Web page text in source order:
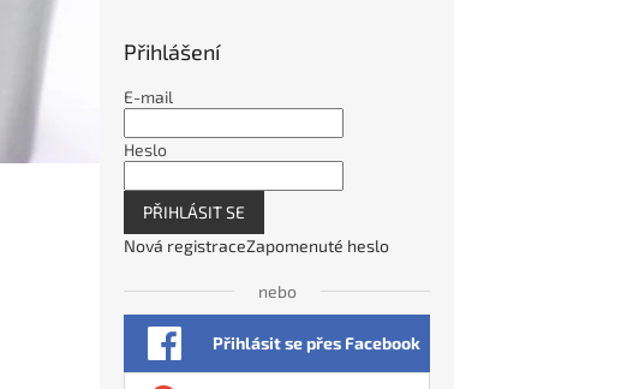
Přihlášení
E-mail
Heslo
PŘIHLÁSIT SE
Nová registraceZapomenuté heslo
nebo
Přihlásit se přes Facebook